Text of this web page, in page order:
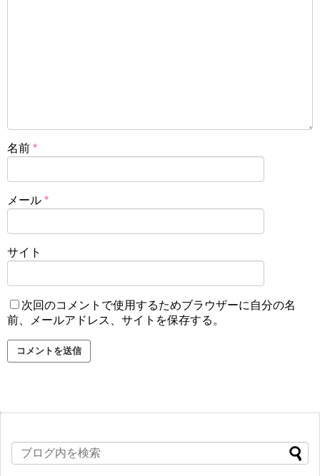
名前 *
メール *
サイト
次回のコメントで使用するためブラウザーに自分の名
前、メールアドレス、サイトを保存する。